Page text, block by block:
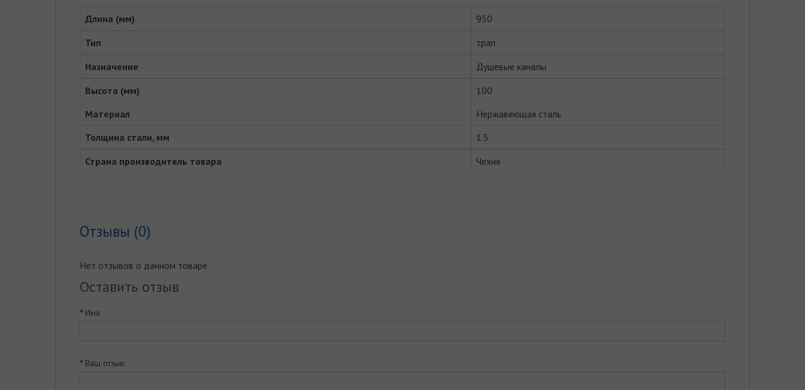
Длина (мм)
950
Тип
трап
Назначение
Душевые каналы
Высота (мм)
100
Материал
Нержавеющая сталь
Толщина стали, мм
1.5
Страна производитель товара
Чехия
Отзывы (0)
Нет отзывов о данном товаре.
Оставить отзыв
Имя
Ваш отзыв: